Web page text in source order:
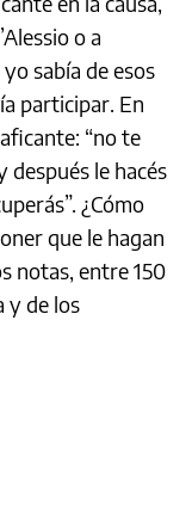
o a
sabía de esos
participar. En
“no te
después le hacés
¿Cómo
que le hagan
notas, entre 150
y de los